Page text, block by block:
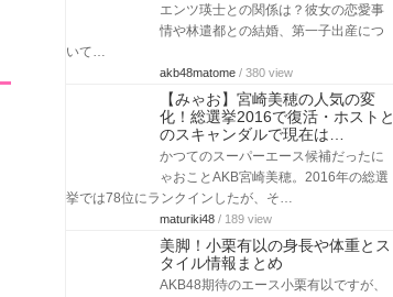
エンツ瑛士との関係は？彼女の恋愛事
情や林遣都との結婚、第一子出産につ
いて…
akb48matome / 380 view
【みゃお】宮崎美穂の人気の変
化！総選挙2016で復活・ホストと
のスキャンダルで現在は…
かつてのスーパーエース候補だったに
ゃおことAKB宮崎美穂。2016年の総選
挙では78位にランクインしたが、そ…
maturiki48 / 189 view
美脚！小栗有以の身長や体重とス
タイル情報まとめ
AKB48期待のエース小栗有以ですが、